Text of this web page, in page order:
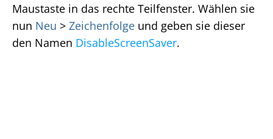
Maustaste in das rechte Teilfenster. Wählen sie
nun Neu > Zeichenfolge und geben sie dieser
den Namen DisableScreenSaver.